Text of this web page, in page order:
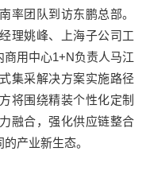
率团队到访东鹏总部。
理姚峰、上海子公司工
用中心1+N负责人马江
集采解决方案实施路径
将围绕精装个性化定制
融合，强化供应链整合
产业新生态。